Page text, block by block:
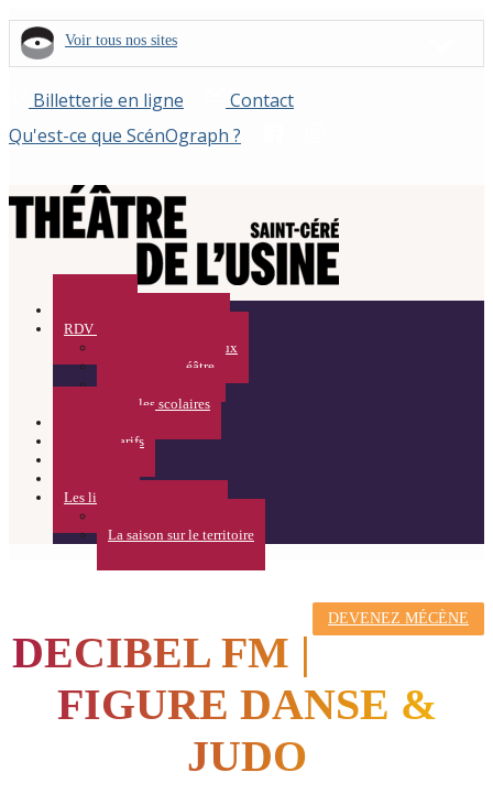
Voir tous nos sites
Billetterie en ligne
Contact
Qu'est-ce que ScénOgraph ?
RDV Curieux / Médiation
Rendez-vous Curieux
Visites du Théâtre
Pour les scolaires
Infos et Tarifs
Les lieux
La saison sur le territoire
DEVENEZ MÉCÈNE
DECIBEL FM |
FIGURE DANSE &
JUDO